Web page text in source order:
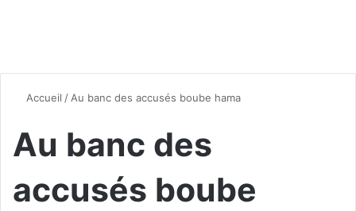
Accueil /Au banc des accusés boube hama
Au banc des
accusés boube